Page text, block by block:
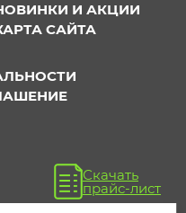
И АКЦИИ
САЙТА
Скачать
прайс-лист